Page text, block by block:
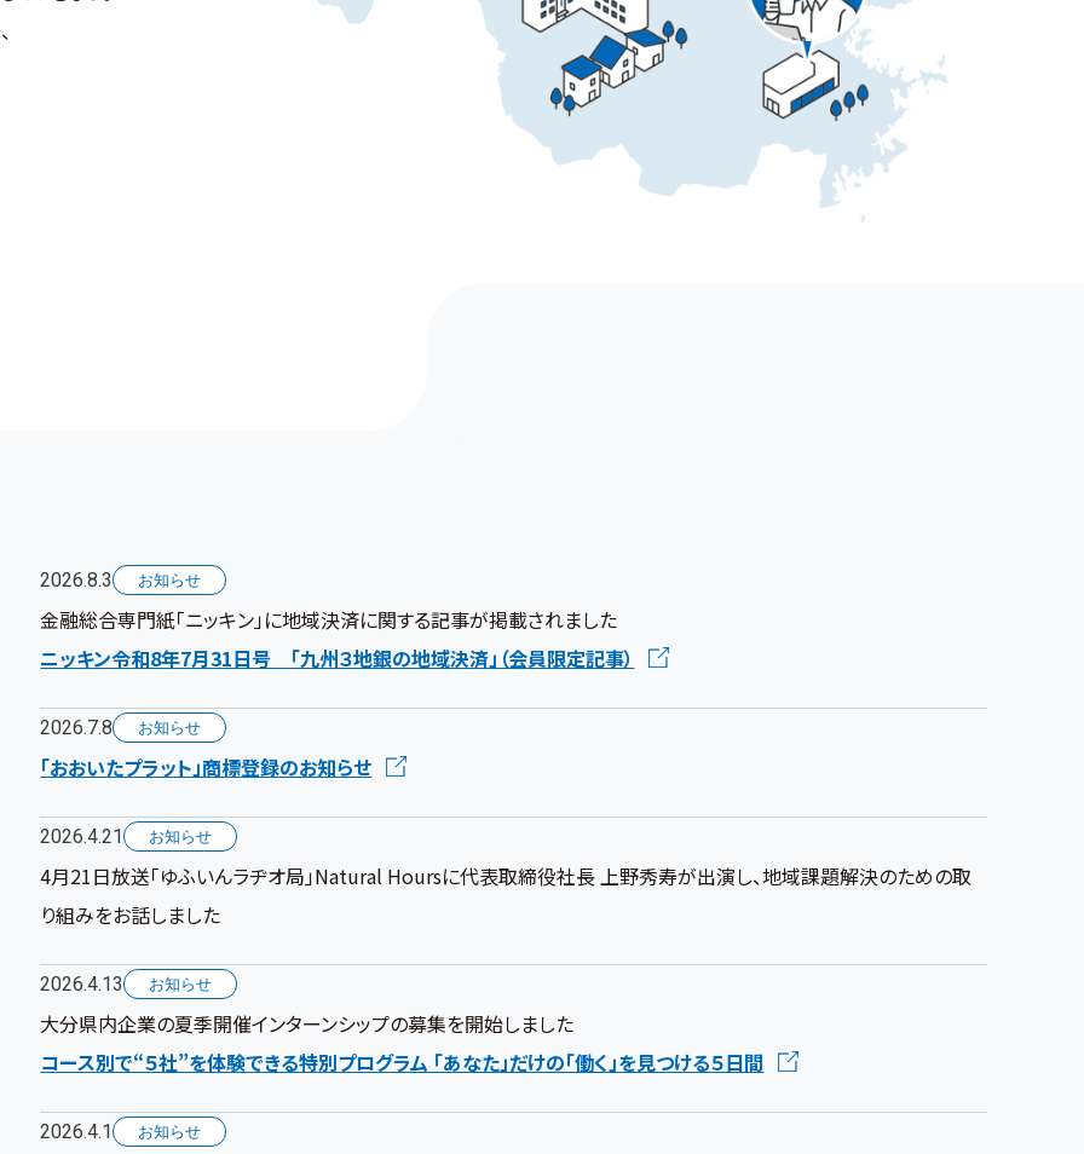
2026.8.3 お知らせ
金融総合専門紙「ニッキン」に地域決済に関する記事が掲載されました
ニッキン令和8年7月31日号 「九州３地銀の地域決済」（会員限定記事）
2026.7.8 お知らせ
「おおいたプラット」商標登録のお知らせ
2026.4.21 お知らせ
4月21日放送「ゆふいんラヂオ局」Natural Hoursに代表取締役社長 上野秀寿が出演し、地域課題解決のための取
り組みをお話しました
2026.4.13 お知らせ
大分県内企業の夏季開催インターンシップの募集を開始しました
コース別で“５社”を体験できる特別プログラム 「あなた」だけの「働く」を見つける５日間
2026.4.1 お知らせ